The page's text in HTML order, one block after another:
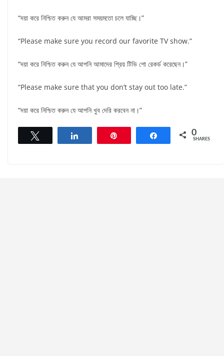
“দয়া করে নিশ্চিত করুন যে আমরা সময়মতো চলে যাচ্ছি।”
“Please make sure you record our favorite TV show.”
“দয়া করে নিশ্চিত করুন যে আপনি আমাদের প্রিয় টিভি শো রেকর্ড করেছেন।”
“Please make sure that you don’t stay out too late.”
“দয়া করে নিশ্চিত করুন যে আপনি খুব দেরি করবেন না।”
Share 0
SHARES